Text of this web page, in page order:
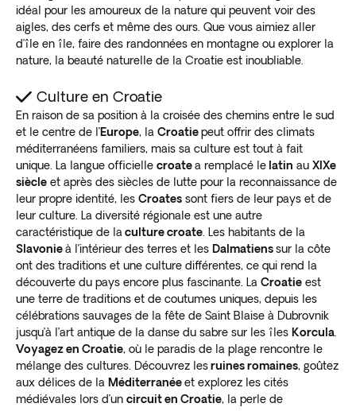
idéal pour les amoureux de la nature qui peuvent voir des
aigles, des cerfs et même des ours. Que vous aimiez aller
d’île en île, faire des randonnées en montagne ou explorer la
nature, la beauté naturelle de la Croatie est inoubliable.
Culture en Croatie
En raison de sa position à la croisée des chemins entre le sud
et le centre de l’Europe, la Croatiepeut offrir des climats
méditerranéens familiers, mais sa culture est tout à fait
unique. La langue officielle croatea remplacé le latin au XIXe
siècle et après des siècles de lutte pour la reconnaissance de
leur propre identité, les Croates sont fiers de leur pays et de
leur culture. La diversité régionale est une autre
caractéristique de la culture croate . Les habitants de la
Slavonieà l’intérieur des terres et les Dalmatienssur la côte
ont des traditions et une culture différentes, ce qui rend la
découverte du pays encore plus fascinante. La Croatie est
une terre de traditions et de coutumes uniques, depuis les
célébrations sauvages de la fête de Saint Blaise à Dubrovnik
jusqu’à l’art antique de la danse du sabre sur les îles Korcula
Voyagez en Croatie, où le paradis de la plage rencontre le
mélange des cultures. Découvrez lesruines romaines, goûtez
aux délices de la Méditerranéeet explorez les cités
médiévales lors d’un circuit en Croatie, la perle de